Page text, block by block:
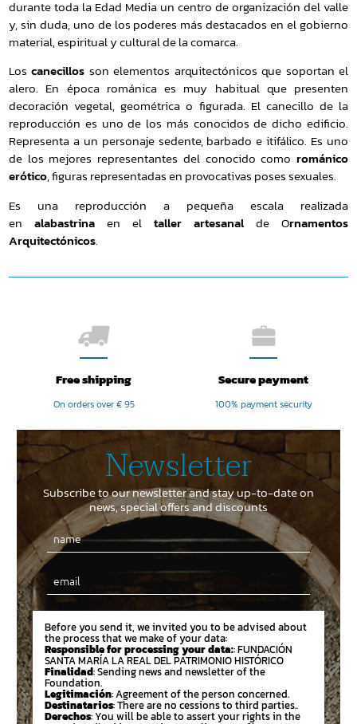
durante toda la Edad Media un centro de organización del valle
y, sin duda, uno de los poderes más destacados en el gobierno
material, espiritual y cultural de la comarca.
Loscanecillos son elementos arquitectónicos que soportan el
alero. En época románica es muy habitual que presenten
decoración vegetal, geométrica o figurada. El canecillo de la
reproducción es uno de los más conocidos de dicho edificio.
Representa a un personaje sedente, barbado e itifálico. Es uno
de los mejores representantes del conocido como románico
erótico, figuras representadas en provocativas poses sexuales.
Es una reproducción a pequeña escala realizada
en alabastrina en el taller artesanalde Ornamentos
Arquitectónicos.
Free shipping
On orders over € 95
Secure payment
100% payment security
Newsletter
Subscribe to our newsletter and stay up-to-date on
news, special offers and discounts
Email
Before you send it, we invited you to be advised about
the process that we make of your data:
Responsible for processing your data:: FUNDACIÓN
SANTA MARÍA LA REAL DEL PATRIMONIO HISTÓRICO
Finalidad: Sending news and newsletter of the
Foundation.
Legitimación: Agreement of the person concerned.
Destinatarios: There are no cessions to third parties..
Derechos: You will be able to assert your rights in the